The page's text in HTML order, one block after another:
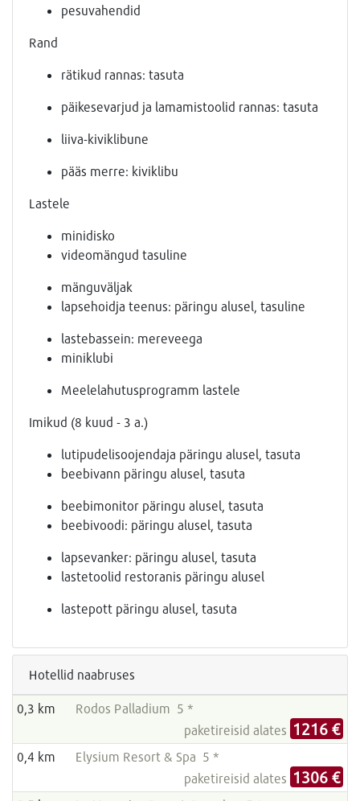
pesuvahendid
Rand
rätikud rannas: tasuta
päikesevarjud ja lamamistoolid rannas: tasuta
liiva-kiviklibune
pääs merre: kiviklibu
Lastele
minidisko
videomängud tasuline
mänguväljak
lapsehoidja teenus: päringu alusel, tasuline
lastebassein: mereveega
miniklubi
Meelelahutusprogramm lastele
Imikud (8 kuud - 3 a.)
lutipudelisoojendaja päringu alusel, tasuta
beebivann päringu alusel, tasuta
beebimonitor päringu alusel, tasuta
beebivoodi: päringu alusel, tasuta
lapsevanker: päringu alusel, tasuta
lastetoolid restoranis päringu alusel
lastepott päringu alusel, tasuta
Hotellid naabruses
0,3 km
Rodos Palladium 5 *
paketireisid alates 1216 €
0,4 km
Elysium Resort & Spa 5 *
paketireisid alates 1306 €